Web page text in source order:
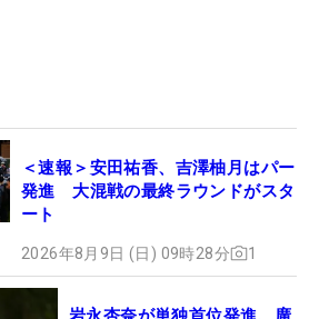
＜速報＞安田祐香、吉澤柚月はパー
発進 大混戦の最終ラウンドがスタ
ート
2026年8月9日 (日) 09時28分 1